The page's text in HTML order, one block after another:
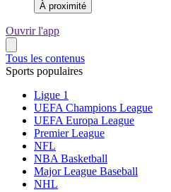
À proximité
Ouvrir l'app
Tous les contenus
Sports populaires
Ligue 1
UEFA Champions League
UEFA Europa League
Premier League
NFL
NBA Basketball
Major League Baseball
NHL